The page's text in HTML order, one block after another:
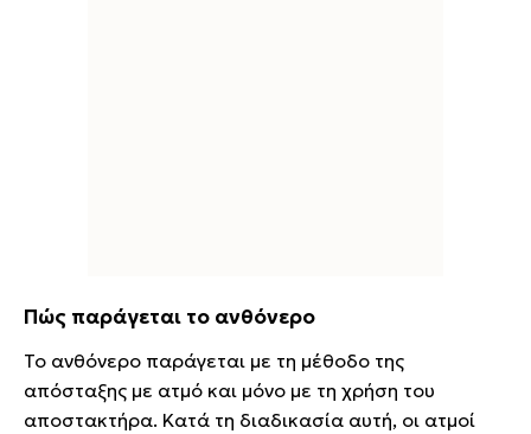
Πώς παράγεται το ανθόνερο
Το ανθόνερο παράγεται με τη μέθοδο της
απόσταξης με ατμό και μόνο με τη χρήση του
αποστακτήρα. Κατά τη διαδικασία αυτή, οι ατμοί